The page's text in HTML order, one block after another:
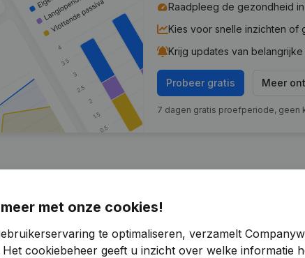
Raadpleeg de gezondheid
Kies voor snelle inzichten of
Krijg updates van
Probeer gratis Meer
7 dagen gratis proefperiode, geen
Publicatie
met onze cookies!
te optimaliseren, verzamelt
Het cookiebeheer geeft u inzicht over welke informatie